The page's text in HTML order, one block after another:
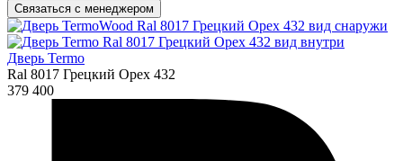
Связаться с менеджером
Дверь Termo
Ral 8017 Грецкий Орех 432
379 400